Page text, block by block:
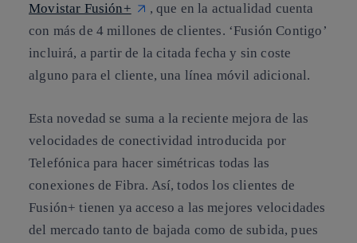
Movistar Fusión+
, que en la actualidad cuenta
con más de 4 millones de clientes. ‘Fusión Contigo’
incluirá, a partir de la citada fecha y sin coste
alguno para el cliente, una línea móvil adicional.
Esta novedad se suma a la reciente mejora de las
velocidades de conectividad introducida por
Telefónica para hacer simétricas todas las
conexiones de Fibra. Así, todos los clientes de
Fusión+ tienen ya acceso a las mejores velocidades
del mercado tanto de bajada como de subida, pues